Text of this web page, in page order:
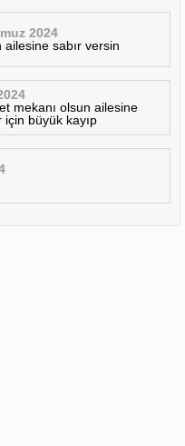
2024
sabır versin
mekanı olsun ailesine
büyük kayıp